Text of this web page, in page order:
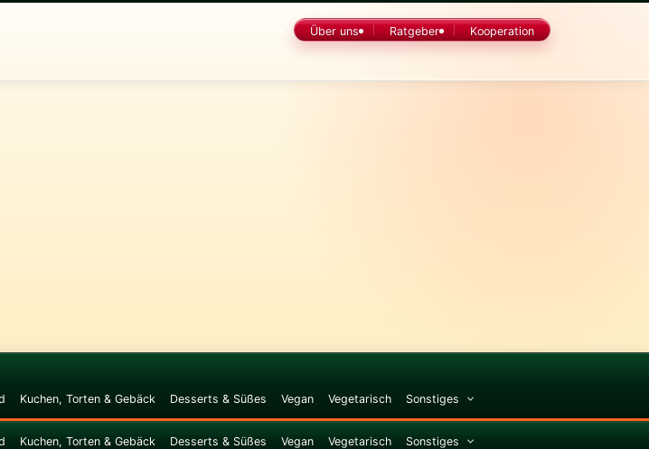
Über uns Ratgeber Kooperation
Kuchen, Torten & Gebäck Desserts & Süßes Vegan Vegetarisch Sonstiges
Kuchen, Torten & Gebäck Desserts & Süßes Vegan Vegetarisch Sonstiges